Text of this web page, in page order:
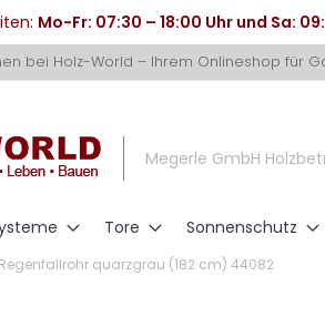
Mo-Fr: 07:30 – 18:00 Uhr und Sa:
bei Holz-World – Ihrem Onlineshop für
Megerle GmbH
Tore Sonnenschutz
quarzgrau (182 cm) 44082